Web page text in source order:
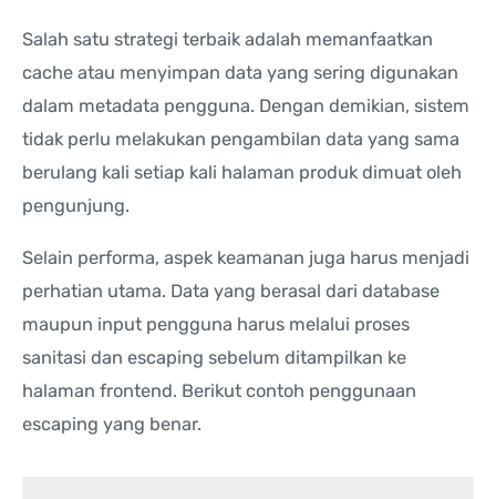
Salah satu strategi terbaik adalah memanfaatkan
cache atau menyimpan data yang sering digunakan
dalam metadata pengguna. Dengan demikian, sistem
tidak perlu melakukan pengambilan data yang sama
berulang kali setiap kali halaman produk dimuat oleh
pengunjung.
Selain performa, aspek keamanan juga harus menjadi
perhatian utama. Data yang berasal dari database
maupun input pengguna harus melalui proses
sanitasi dan escaping sebelum ditampilkan ke
halaman frontend. Berikut contoh penggunaan
escaping yang benar.